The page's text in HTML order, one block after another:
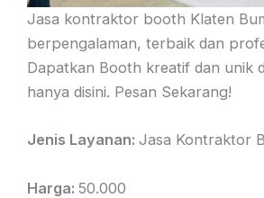
Jasa kontraktor booth Klaten
berpengalaman, terbaik dan
Dapatkan Booth kreatif dan unik
hanya disini. Pesan Sekarang!
Jenis Layanan: Jasa Kontraktor
Harga: 50.000